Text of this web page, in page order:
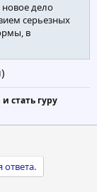
новое дело
серьезных
в
стать гуру
ответа.